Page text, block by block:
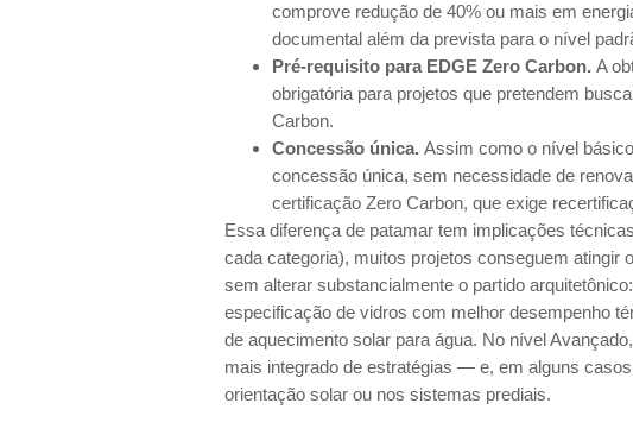
comprove redução de 40% ou mais em
documental além da prevista para o nível
Pré-requisito para EDGE Zero Carbon. A
obrigatória para projetos que pretendem
Carbon.
Concessão única. Assim como o nível
concessão única, sem necessidade de
certificação Zero Carbon, que exige
Essa diferença de patamar tem implicações
cada categoria), muitos projetos conseguem atingir
sem alterar substancialmente o partido
especificação de vidros com melhor desempenho
de aquecimento solar para água. No nível
mais integrado de estratégias — e, em alguns
orientação solar ou nos sistemas prediais.